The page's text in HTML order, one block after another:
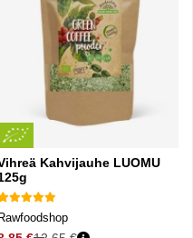
Kahvijauhe LUOMU
Rawfoodshop